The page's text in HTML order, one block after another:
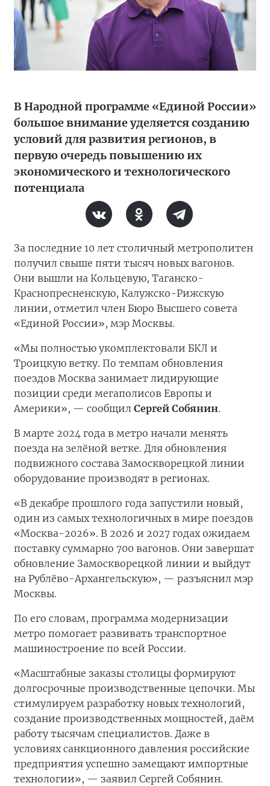
В Народной программе «Единой России»
большое внимание уделяется созданию
условий для развития регионов, в
первую очередь повышению их
экономического и технологического
потенциала
За последние 10 лет столичный метрополитен
получил свыше пяти тысяч новых вагонов.
Они вышли на Кольцевую, Таганско-
Краснопресненскую, Калужско-Рижскую
линии, отметил член Бюро Высшего совета
«Единой России», мэр Москвы.
«Мы полностью укомплектовали БКЛ и
Троицкую ветку. По темпам обновления
поездов Москва занимает лидирующие
позиции среди мегаполисов Европы и
Америки», — сообщил Сергей Собянин.
В марте 2024 года в метро начали менять
поезда на зелёной ветке. Для обновления
подвижного состава Замоскворецкой линии
оборудование производят в регионах.
«В декабре прошлого года запустили новый,
один из самых технологичных в мире поездов
«Москва-2026». В 2026 и 2027 годах ожидаем
поставку суммарно 700 вагонов. Они завершат
обновление Замоскворецкой линии и выйдут
на Рублёво-Архангельскую», — разъяснил мэр
Москвы.
По его словам, программа модернизации
метро помогает развивать транспортное
машиностроение по всей России.
«Масштабные заказы столицы формируют
долгосрочные производственные цепочки. Мы
стимулируем разработку новых технологий,
создание производственных мощностей, даём
работу тысячам специалистов. Даже в
условиях санкционного давления российские
предприятия успешно замещают импортные
технологии», — заявил Сергей Собянин.